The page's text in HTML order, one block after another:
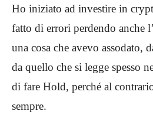
Ho iniziato ad investire in
fatto di errori perdendo anche
una cosa che avevo assodato,
da quello che si legge spesso
di fare Hold, perché al
sempre.